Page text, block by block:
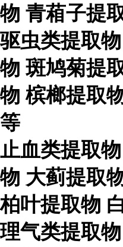
物 青葙子提
驱虫类提取
物 斑鸠菊提
物 槟榔提取
等
止血类提取
物 大蓟提取
柏叶提取物
理气类提取